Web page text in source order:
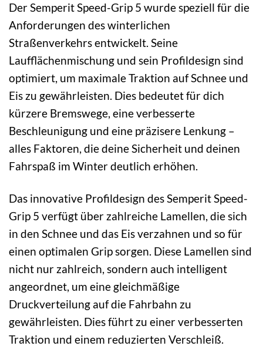
Der Semperit Speed-Grip 5 wurde speziell für die
Anforderungen des winterlichen
Straßenverkehrs entwickelt. Seine
Laufflächenmischung und sein Profildesign sind
optimiert, um maximale Traktion auf Schnee und
Eis zu gewährleisten. Dies bedeutet für dich
kürzere Bremswege, eine verbesserte
Beschleunigung und eine präzisere Lenkung –
alles Faktoren, die deine Sicherheit und deinen
Fahrspaß im Winter deutlich erhöhen.
Das innovative Profildesign des Semperit Speed-
Grip 5 verfügt über zahlreiche Lamellen, die sich
in den Schnee und das Eis verzahnen und so für
einen optimalen Grip sorgen. Diese Lamellen sind
nicht nur zahlreich, sondern auch intelligent
angeordnet, um eine gleichmäßige
Druckverteilung auf die Fahrbahn zu
gewährleisten. Dies führt zu einer verbesserten
Traktion und einem reduzierten Verschleiß.